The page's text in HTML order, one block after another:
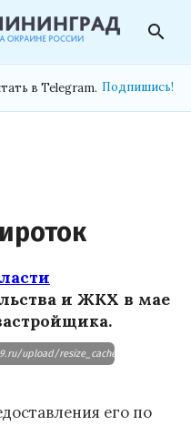
search
в Telegram. Подпишись!
и ЖКХ в мае
upload/resize_cache/iblock/656/
его по